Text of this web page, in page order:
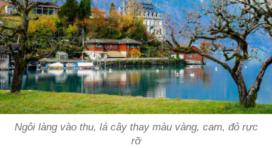
Ngôi làng vào thu, lá cây thay màu vàng, cam, đỏ rực
rỡ